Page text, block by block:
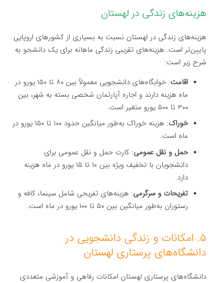
هزینه‌های زندگی در لهستان
هزینه‌های زندگی در لهستان نسبت به بسیاری از کشورهای اروپایی
پایین‌تر است. هزینه‌های تقریبی زندگی ماهانه برای یک دانشجو به
شرح زیر است:
اقامت
: خوابگاه‌های دانشجویی معمولاً بین ۸۰ تا ۱۵۰ یورو در
ماه هزینه دارند و اجاره آپارتمان شخصی بسته به شهر، بین
۳۰۰ تا ۵۰۰ یورو متغیر است.
خوراک
: هزینه خوراک به‌طور میانگین حدود ۱۰۰ تا ۱۵۰ یورو در
ماه است.
حمل و نقل عمومی: کارت حمل و نقل عمومی برای
دانشجویان با تخفیف ویژه بین ۱۰ تا ۱۵ یورو در ماه هزینه
دارد.
تفریحات و سرگرمی: هزینه‌های تفریحی شامل سینما، کافه و
رستوران به‌طور میانگین بین ۵۰ تا ۱۰۰ یورو در ماه است.
۵. امکانات و زندگی دانشجویی در
دانشگاه‌های پرستاری لهستان
دانشگاه‌های پرستاری لهستان امکانات رفاهی و آموزشی متعددی